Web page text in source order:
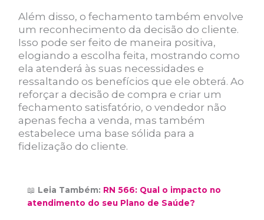
Além disso, o fechamento também envolve
um reconhecimento da decisão do cliente.
Isso pode ser feito de maneira positiva,
elogiando a escolha feita, mostrando como
ela atenderá às suas necessidades e
ressaltando os benefícios que ele obterá. Ao
reforçar a decisão de compra e criar um
fechamento satisfatório, o vendedor não
apenas fecha a venda, mas também
estabelece uma base sólida para a
fidelização do cliente.
📖 Leia Também: RN 566: Qual o impacto no
atendimento do seu Plano de Saúde?